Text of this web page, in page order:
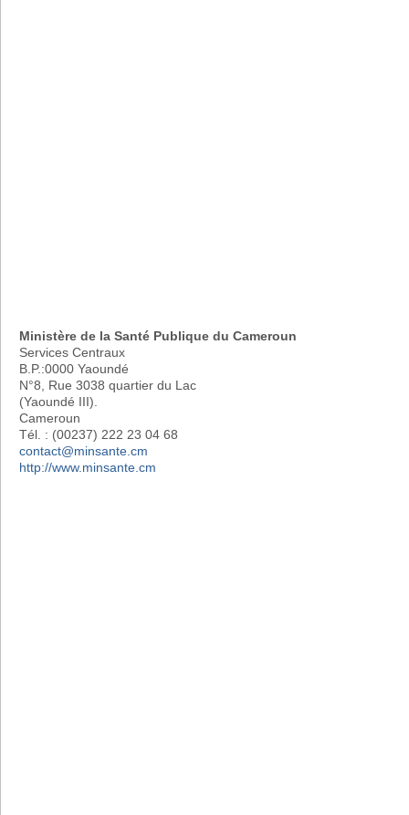
Ministère de la Santé Publique du Cameroun
Services Centraux
B.P.:0000 Yaoundé
N°8, Rue 3038 quartier du Lac
(Yaoundé III).
Cameroun
Tél. : (00237) 222 23 04 68
contact@minsante.cm
http://www.minsante.cm